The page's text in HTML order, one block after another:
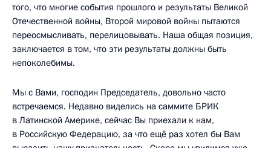
того, что многие события прошлого и результаты Великой
Отечественной войны, Второй мировой войны пытаются
переосмысливать, перелицовывать. Наша общая позиция,
заключается в том, что эти результаты должны быть
непоколебимы.
Мы с Вами, господин Председатель, довольно часто
встречаемся. Недавно виделись на саммите БРИК
в Латинской Америке, сейчас Вы приехали к нам,
в Российскую Федерацию, за что ещё раз хотел бы Вам